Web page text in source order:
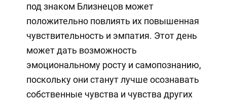
под знаком Близнецов может
положительно повлиять их повышенная
чувствительность и эмпатия. Этот день
может дать возможность
эмоциональному росту и самопознанию,
поскольку они станут лучше осознавать
собственные чувства и чувства других